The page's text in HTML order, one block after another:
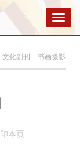
切
换
航
文化副刊 - 书画摄影
本页